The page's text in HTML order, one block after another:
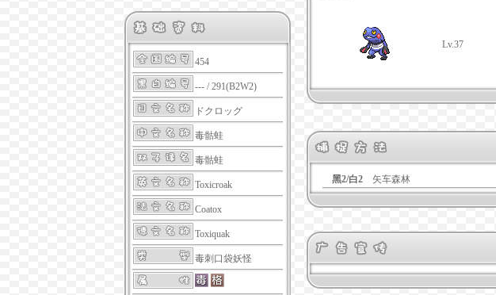
454
--- / 291(B2W2)
ドクロッグ
毒骷蛙
毒骷蛙
Toxicroak
Coatox
Toxiquak
毒刺口袋妖怪
Lv.37
黑2/白2 矢车森林